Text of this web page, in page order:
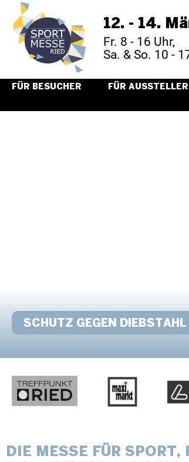
12. - 14.
Fr. 8 - 16 Uhr,
Sa. & So. 10 -
FÜR BESUCHER FÜR AUSSTELLER
SCHUTZ GEGEN DIEBSTAHL
DIE MESSE FÜR SPORT,